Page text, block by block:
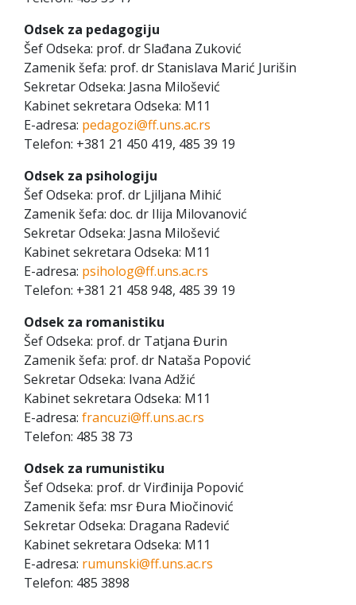
Odsek za pedagogiju
Šef Odseka: prof. dr Slađana Zuković
Zamenik šefa: prof. dr Stanislava Marić Jurišin
Sekretar Odseka: Jasna Milošević
Kabinet sekretara Odseka: M11
E-adresa: pedagozi@ff.uns.ac.rs
Telefon: +381 21 450 419, 485 39 19
Odsek za psihologiju
Šef Odseka: prof. dr Ljiljana Mihić
Zamenik šefa: doc. dr Ilija Milovanović
Sekretar Odseka: Jasna Milošević
Kabinet sekretara Odseka: M11
E-adresa: psiholog@ff.uns.ac.rs
Telefon: +381 21 458 948, 485 39 19
Odsek za romanistiku
Šef Odseka: prof. dr Tatjana Đurin
Zamenik šefa: prof. dr Nataša Popović
Sekretar Odseka: Ivana Adžić
Kabinet sekretara Odseka: M11
E-adresa: francuzi@ff.uns.ac.rs
Telefon: 485 38 73
Odsek za rumunistiku
Šef Odseka: prof. dr Virđinija Popović
Zamenik šefa: msr Đura Miočinović
Sekretar Odseka: Dragana Radević
Kabinet sekretara Odseka: M11
E-adresa: rumunski@ff.uns.ac.rs
Telefon: 485 3898